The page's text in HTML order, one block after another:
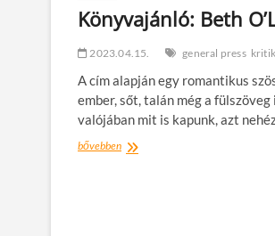
Könyvajánló: Beth
2023.04.15. general press
A cím alapján egy romantikus
ember, sőt, talán még a
valójában mit is kapunk, azt
bővebbenKönyvajánló: